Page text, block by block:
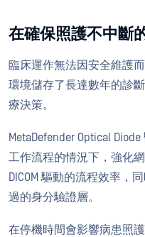
在確保照護不中斷
臨床運作無法因安全維護
環境儲存了長達數年的診
療決策。
MetaDefender Optical
工作流程的情況下，強化
DICOM 驅動的流程效率，
過的身分驗證層。
在停機時間會影響病患照